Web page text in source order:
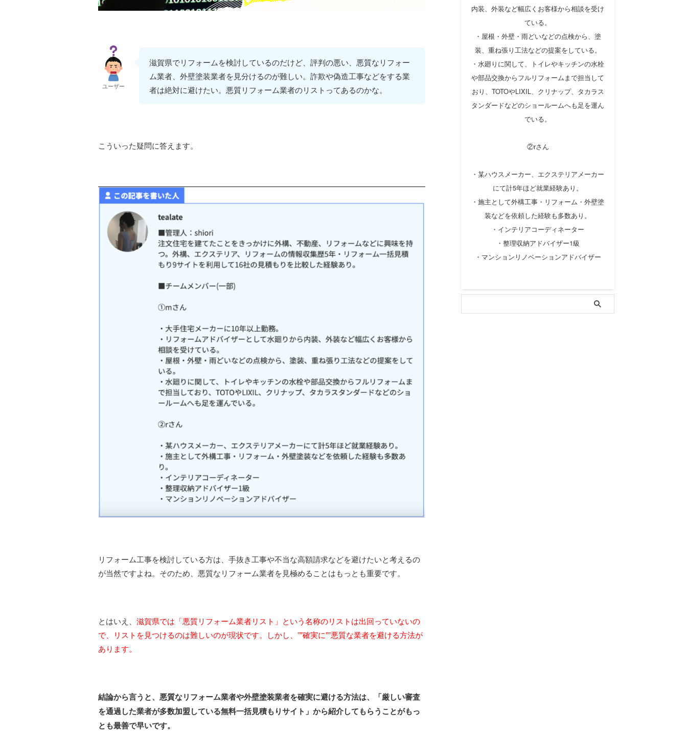
ユーザー
滋賀県でリフォームを検討しているのだけど、評判の悪い、悪質なリフォー
ム業者、外壁塗装業者を見分けるのが難しい。詐欺や偽造工事などをする業
者は絶対に避けたい。悪質リフォーム業者のリストってあるのかな。
こういった疑問に答えます。
リフォーム工事を検討している方は、手抜き工事や不当な高額請求などを避けたいと考えるの
が当然ですよね。そのため、悪質なリフォーム業者を見極めることはもっとも重要です。
とはいえ、 滋賀県では「悪質リフォーム業者リスト」という名称のリストは出回っていないの
で、リストを見つけるのは難しいのが現状です。しかし、””確実に””悪質な業者を避ける方法が
あります。
結論から言うと、悪質なリフォーム業者や外壁塗装業者を確実に避ける方法は、「厳しい審査
を通過した業者が多数加盟している無料一括見積もりサイト」から紹介してもらうことがもっ
とも最善で早いです。
内装、外装など幅広くお客様から相談を受け
ている。
・屋根・外壁・雨どいなどの点検から、塗
装、重ね張り工法などの提案をしている。
・水廻りに関して、トイレやキッチンの水栓
や部品交換からフルリフォームまで担当して
おり、TOTOやLIXIL、クリナップ、タカラス
タンダードなどのショールームへも足を運ん
でいる。
②rさん
・某ハウスメーカー、エクステリアメーカー
にて計5年ほど就業経験あり。
・施主として外構工事・リフォーム・外壁塗
装などを依頼した経験も多数あり。
・インテリアコーディネーター
・整理収納アドバイザー1級
・マンションリノベーションアドバイザー